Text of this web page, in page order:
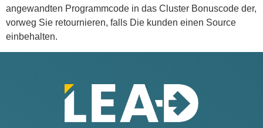
angewandten Programmcode in das Cluster Bonuscode der,
vorweg Sie retournieren, falls Die kunden einen Source
einbehalten.